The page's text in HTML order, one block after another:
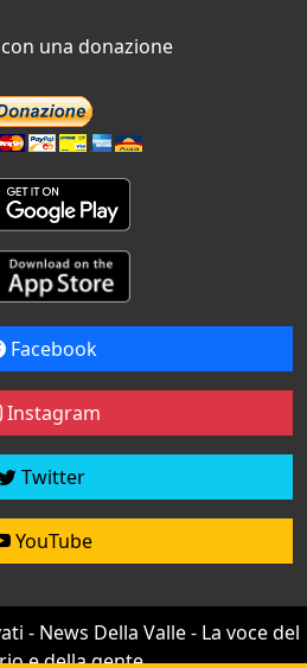
una donazione
Facebook
Instagram
Twitter
YouTube
- News Della Valle - La voce del
e della gente